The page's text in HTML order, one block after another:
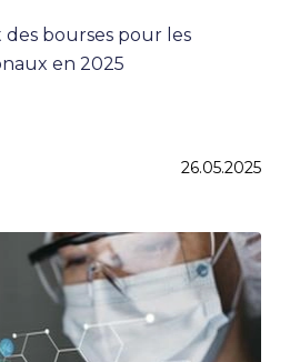
bourses pour les
en 2025
26.05.2025